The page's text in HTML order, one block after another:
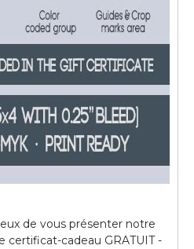
de vous présenter notre
certificat-cadeau GRATUIT -